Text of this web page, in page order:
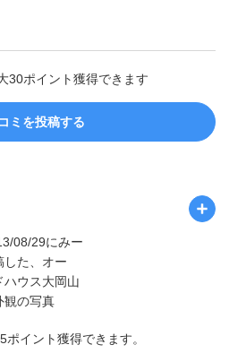
30ポイント獲得できます
ミを投稿する
イント獲得できます。